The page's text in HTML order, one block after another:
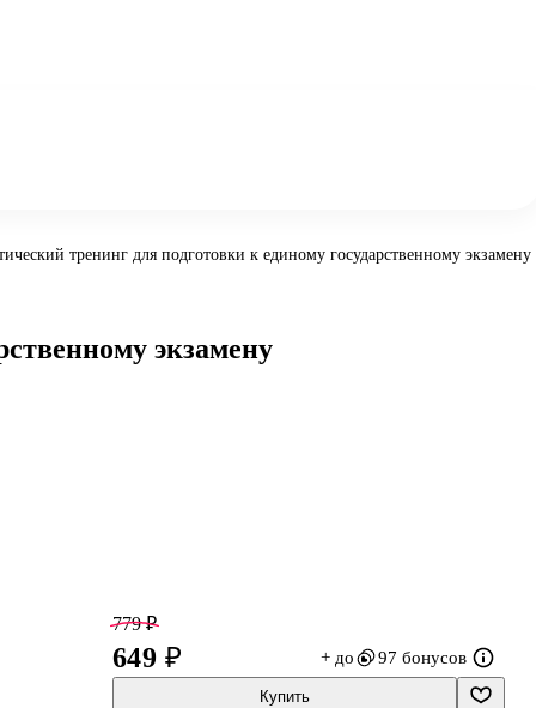
тренинг для подготовки к единому государственному экзамену
экзамену
779 ₽
649 ₽ + до 97 бонусов
Купить